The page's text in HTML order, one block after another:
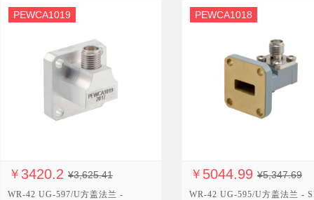
￥ 3420.2 ¥3,625.41
PEWCA1019
WR-42 UG-597/U方盖法兰 -
￥ 5044.99 ¥5,347.69
PEWCA1018
WR-42 UG-595/U方盖法兰 -